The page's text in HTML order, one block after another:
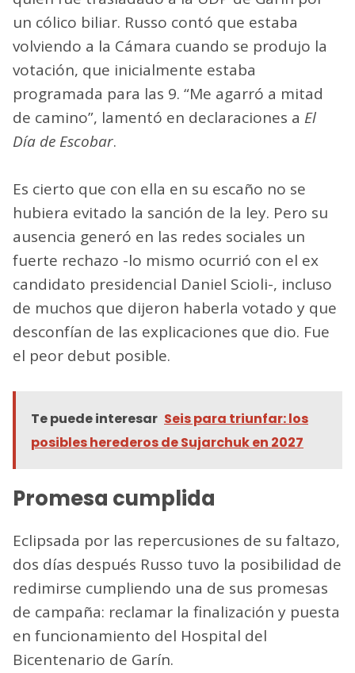
un cólico biliar. Russo contó que estaba
volviendo a la Cámara cuando se produjo la
votación, que inicialmente estaba
programada para las 9. “Me agarró a mitad
de camino”, lamentó en declaraciones a El
Día de Escobar.
Es cierto que con ella en su escaño no se
hubiera evitado la sanción de la ley. Pero su
ausencia generó en las redes sociales un
fuerte rechazo -lo mismo ocurrió con el ex
candidato presidencial Daniel Scioli-, incluso
de muchos que dijeron haberla votado y que
desconfían de las explicaciones que dio. Fue
el peor debut posible.
Te puede interesar Seis para triunfar: los
posibles herederos de Sujarchuk en 2027
Promesa cumplida
Eclipsada por las repercusiones de su faltazo,
dos días después Russo tuvo la posibilidad de
redimirse cumpliendo una de sus promesas
de campaña: reclamar la finalización y puesta
en funcionamiento del Hospital del
Bicentenario de Garín.